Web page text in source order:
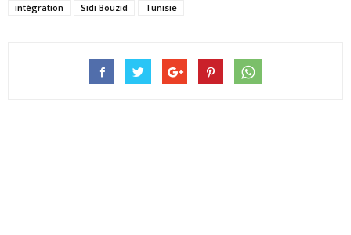
intégration
Sidi Bouzid Tunisie